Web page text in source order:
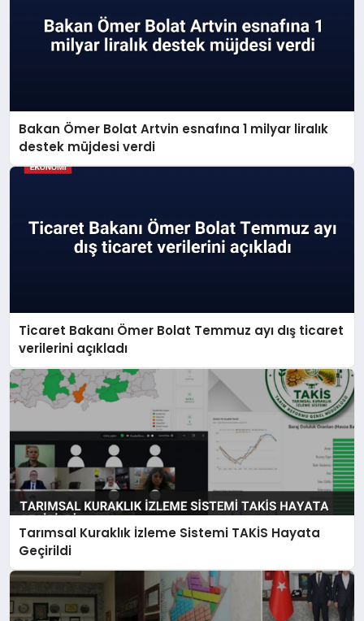
Bakan Ömer Bolat Artvin esnafına 1 milyar liralık
destek müjdesi verdi
Ticaret Bakanı Ömer Bolat Temmuz ayı dış ticaret
verilerini açıkladı
Tarımsal Kuraklık İzleme Sistemi TAKİS Hayata
Geçirildi